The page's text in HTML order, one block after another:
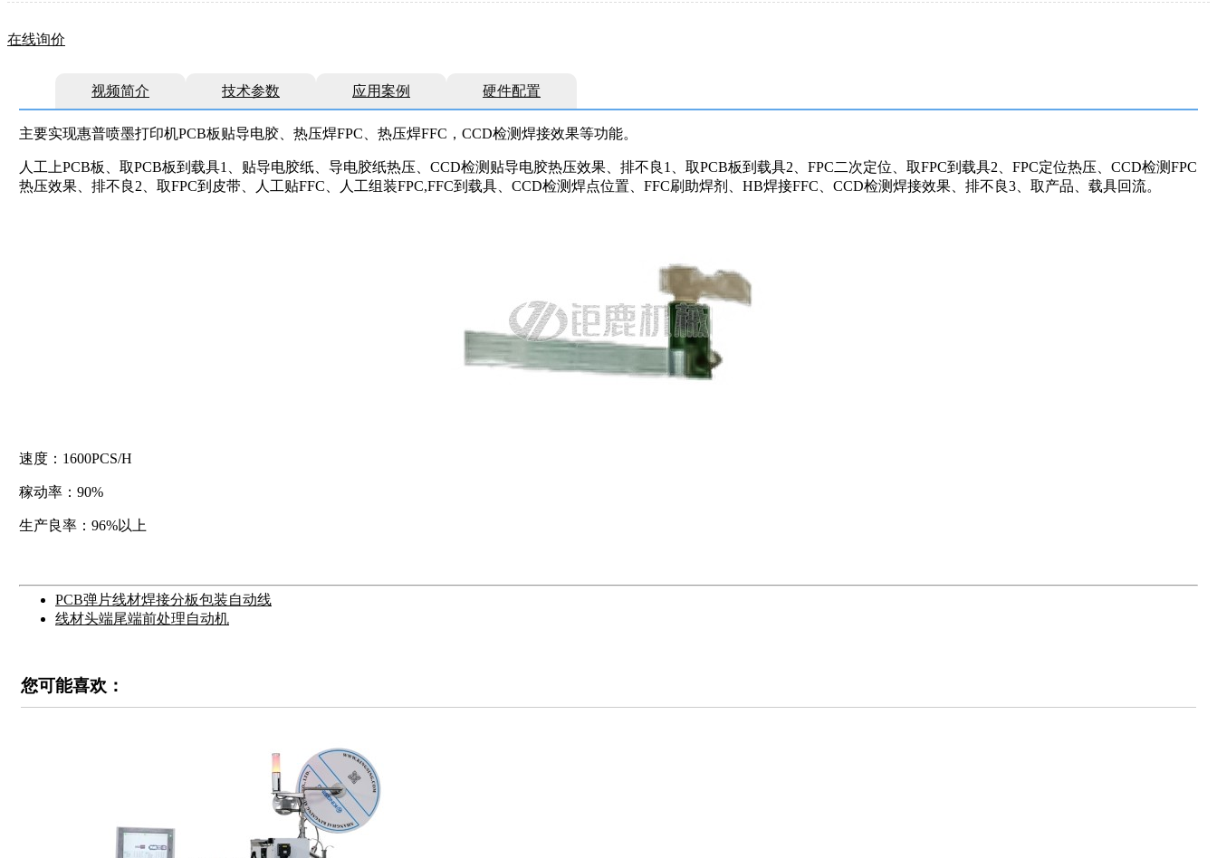
在线询价
视频简介 技术参数 应用案例 硬件配置
主要实现惠普喷墨打印机PCB板贴导电胶、热压焊FPC、热压焊FFC，CCD检测焊接效果等功能。
人工上PCB板、取PCB板到载具1、贴导电胶纸、导电胶纸热压、CCD检测贴导电胶热压效果、排不良1、取PCB板到载具2、FPC二次定位、取FPC到载具2、FPC定位热压、CCD检测FPC
热压效果、排不良2、取FPC到皮带、人工贴FFC、人工组装FPC,FFC到载具、CCD检测焊点位置、FFC刷助焊剂、HB焊接FFC、CCD检测焊接效果、排不良3、取产品、载具回流。
速度：1600PCS/H
稼动率：90%
生产良率：96%以上
PCB弹片线材焊接分板包装自动线
线材头端尾端前处理自动机
您可能喜欢：